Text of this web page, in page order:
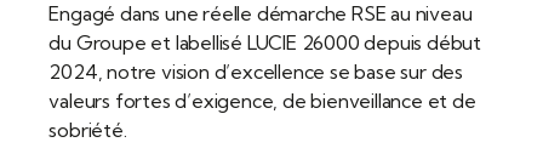
Engagé dans une réelle démarche RSE au niveau
du Groupe et labellisé LUCIE 26000 depuis début
2024, notre vision d’excellence se base sur des
valeurs fortes d’exigence, de bienveillance et de
sobriété.